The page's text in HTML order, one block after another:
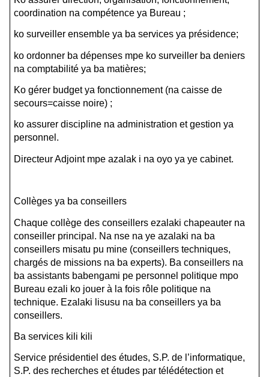
coordination na compétence ya Bureau ;
ko surveiller ensemble ya ba services ya présidence;
ko ordonner ba dépenses mpe ko surveiller ba deniers
na comptabilité ya ba matières;
Ko gérer budget ya fonctionnement (na caisse de
secours=caisse noire) ;
ko assurer discipline na administration et gestion ya
personnel.
Directeur Adjoint mpe azalak i na oyo ya ye cabinet.
Collèges ya ba conseillers
Chaque collège des conseillers ezalaki chapeauter na
conseiller principal. Na nse na ye azalaki na ba
conseillers misatu pu mine (conseillers techniques,
chargés de missions na ba experts). Ba conseillers na
ba assistants babengami pe personnel politique mpo
Bureau ezali ko jouer à la fois rôle politique na
technique. Ezalaki lisusu na ba conseillers ya ba
conseillers.
Ba services kili kili
Service présidentiel des études, S.P. de l’informatique,
S.P. des recherches et études par télédétection et